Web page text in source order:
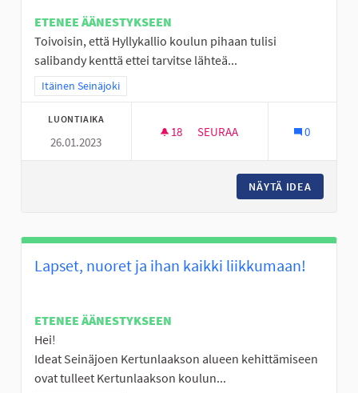
ETENEE ÄÄNESTYKSEEN
Toivoisin, että Hyllykallio koulun pihaan tulisi
salibandy kenttä ettei tarvitse lähteä...
Rajaa tulokset teeman mukaan: Itäinen Seinäjoki
Itäinen Seinäjoki
LUONTIAIKA
26.01.2023
18 18 SEURAAJAA
SEURAA 0
NÄYTÄ IDEA
Lapset, nuoret ja ihan kaikki liikkumaan!
ETENEE ÄÄNESTYKSEEN
Hei!
Ideat Seinäjoen Kertunlaakson alueen kehittämiseen
ovat tulleet Kertunlaakson koulun...